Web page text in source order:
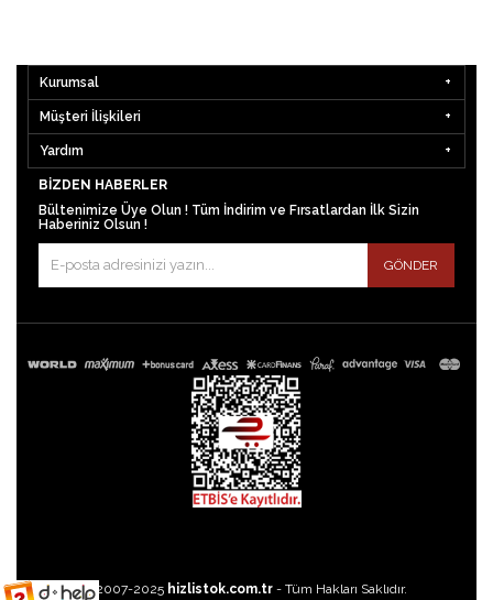
Kurumsal
Müşteri İlişkileri
Yardım
BIZDEN HABERLER
Bültenimize Üye Olun ! Tüm İndirim ve Fırsatlardan İlk Sizin
Haberiniz Olsun !
GÖNDER
©2007-2025 hizlistok.com.tr - Tüm Hakları Saklıdır.